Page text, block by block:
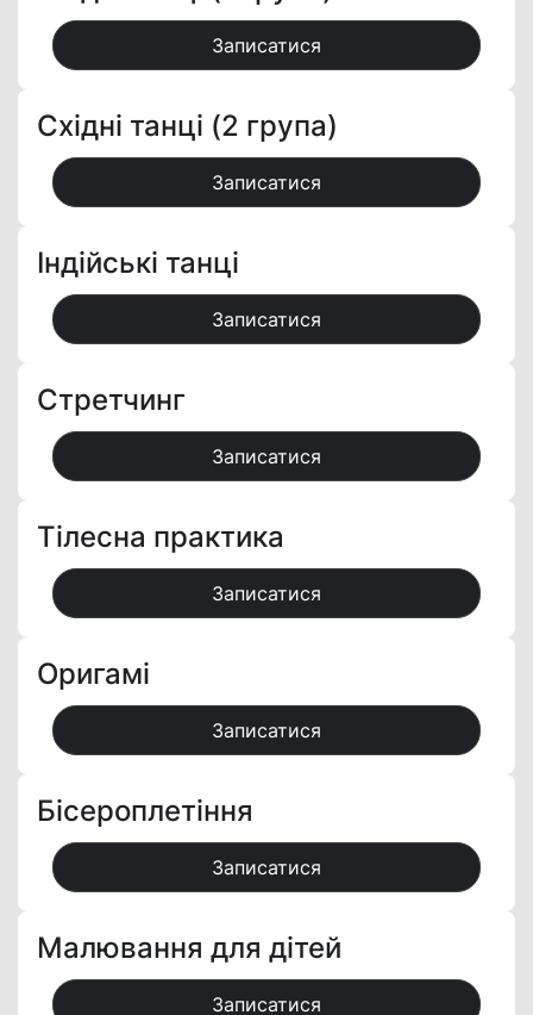
Записатися
Східні танці (2 група)
Записатися
Індійські танці
Записатися
Стретчинг
Записатися
Тілесна практика
Записатися
Оригамі
Записатися
Бісероплетіння
Записатися
Малювання для дітей
Записатися